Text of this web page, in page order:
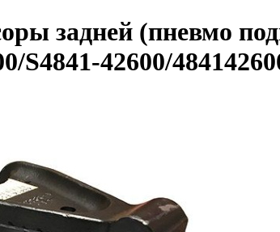
задней (пневмо
S4841-42600/